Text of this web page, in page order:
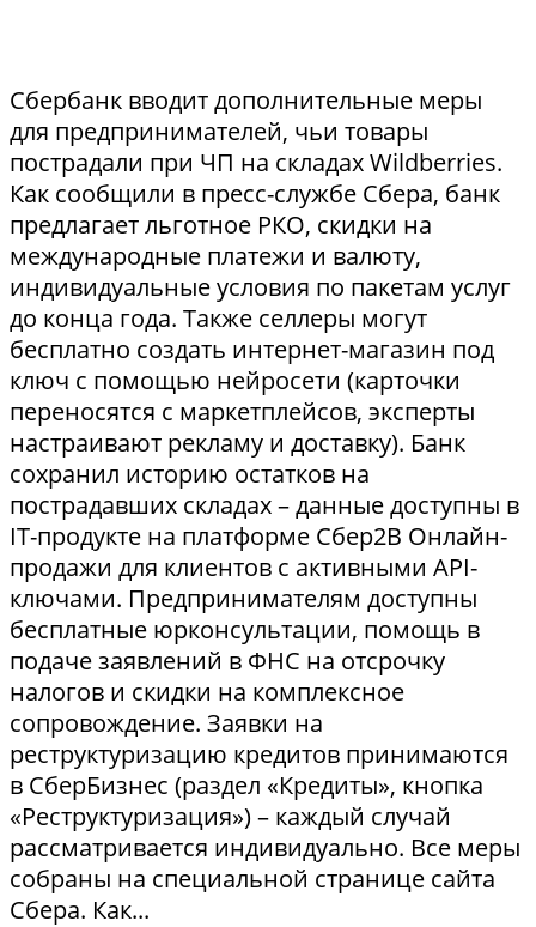
Сбербанк вводит дополнительные меры
для предпринимателей, чьи товары
пострадали при ЧП на складах Wildberries.
Как сообщили в пресс-службе Сбера, банк
предлагает льготное РКО, скидки на
международные платежи и валюту,
индивидуальные условия по пакетам услуг
до конца года. Также селлеры могут
бесплатно создать интернет-магазин под
ключ с помощью нейросети (карточки
переносятся с маркетплейсов, эксперты
настраивают рекламу и доставку). Банк
сохранил историю остатков на
пострадавших складах – данные доступны в
IT-продукте на платформе Сбер2В Онлайн-
продажи для клиентов с активными API-
ключами. Предпринимателям доступны
бесплатные юрконсультации, помощь в
подаче заявлений в ФНС на отсрочку
налогов и скидки на комплексное
сопровождение. Заявки на
реструктуризацию кредитов принимаются
в СберБизнес (раздел «Кредиты», кнопка
«Реструктуризация») – каждый случай
рассматривается индивидуально. Все меры
собраны на специальной странице сайта
Сбера. Как...